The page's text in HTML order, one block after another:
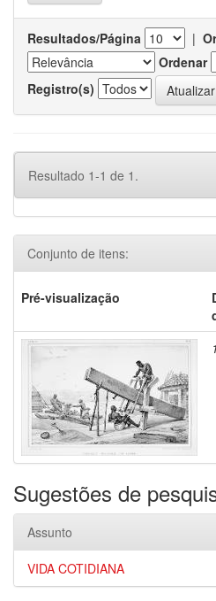
Resultados/Página |
Ordenar
Registro(s)
Resultado 1-1 de 1.
Conjunto de itens:
Pré-visualização
Sugestões de
Assunto
VIDA COTIDIANA